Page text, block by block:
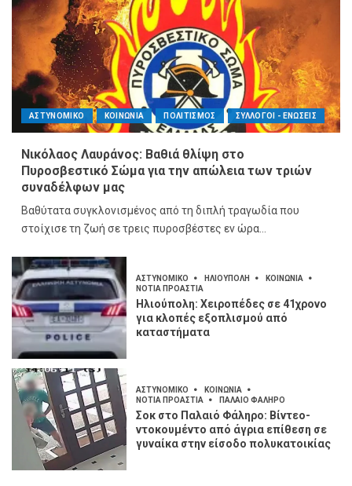
ΑΣΤΥΝΟΜΙΚΟ ΚΟΙΝΩΝΙΑ ΠΟΛΙΤΙΣΜΟΣ ΣΥΛΛΟΓΟΙ - ΕΝΩΣΕΙΣ
Νικόλαος Λαυράνος: Βαθιά θλίψη στο
Πυροσβεστικό Σώμα για την απώλεια των τριών
συναδέλφων μας
Βαθύτατα συγκλονισμένος από τη διπλή τραγωδία που
στοίχισε τη ζωή σε τρεις πυροσβέστες εν ώρα...
ΑΣΤΥΝΟΜΙΚΟ ΗΛΙΟΥΠΟΛΗ
ΚΟΙΝΩΝΙΑ
ΝΟΤΙΑ ΠΡΟΑΣΤΙΑ
Ηλιούπολη: Χειροπέδες σε 41χρονο
για κλοπές εξοπλισμού από
καταστήματα
ΑΣΤΥΝΟΜΙΚΟ
ΚΟΙΝΩΝΙΑ
ΝΟΤΙΑ ΠΡΟΑΣΤΙΑ
ΠΑΛΑΙΟ ΦΑΛΗΡΟ
Σοκ στο Παλαιό Φάληρο: Βίντεο-
ντοκουμέντο από άγρια επίθεση σε
γυναίκα στην είσοδο πολυκατοικίας